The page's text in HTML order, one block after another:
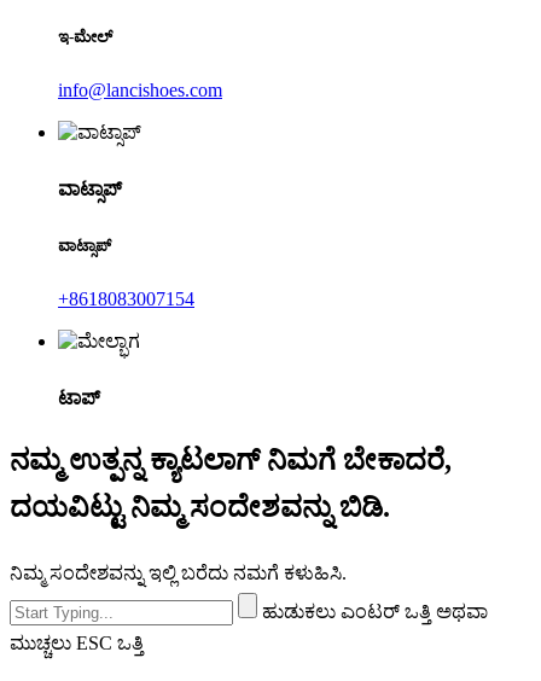
ಇ-ಮೇಲ್
info@lancishoes.com
ವಾಟ್ಸಾಪ್
ವಾಟ್ಸಾಪ್
+8618083007154
ಟಾಪ್
ನಮ್ಮ ಉತ್ಪನ್ನ ಕ್ಯಾಟಲಾಗ್ ನಿಮಗೆ ಬೇಕಾದರೆ,
ದಯವಿಟ್ಟು ನಿಮ್ಮ ಸಂದೇಶವನ್ನು ಬಿಡಿ.
ನಿಮ್ಮ ಸಂದೇಶವನ್ನು ಇಲ್ಲಿ ಬರೆದು ನಮಗೆ ಕಳುಹಿಸಿ.
ಹುಡುಕಲು ಎಂಟರ್ ಒತ್ತಿ ಅಥವಾ
ಮುಚ್ಚಲು ESC ಒತ್ತಿ